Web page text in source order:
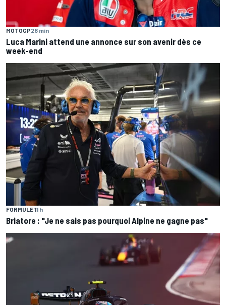
MOTOGP28 min
Luca Marini attend une annonce sur son avenir dès ce
week-end
FORMULE 11 h
Briatore : "Je ne sais pas pourquoi Alpine ne gagne pas"